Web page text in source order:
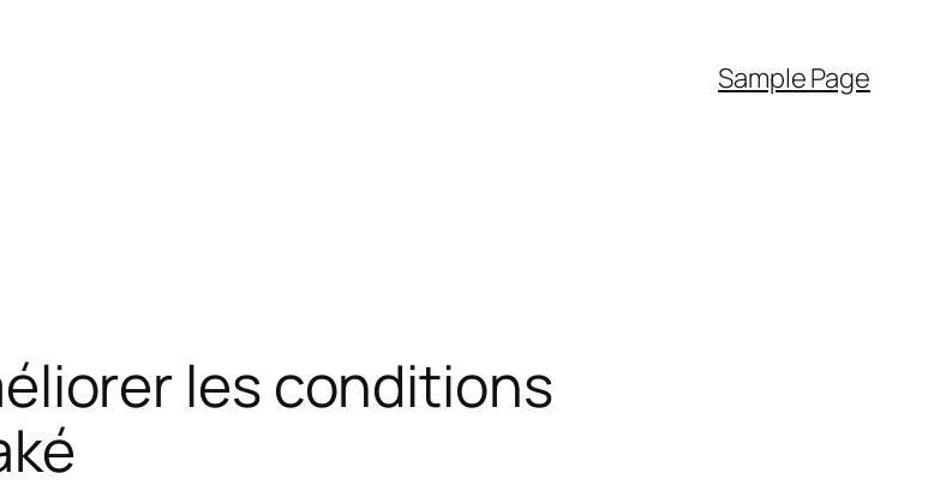
Sample Page
les conditions